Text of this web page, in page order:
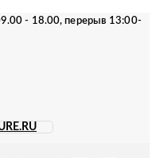
- 18.00, перерыв 13:00-